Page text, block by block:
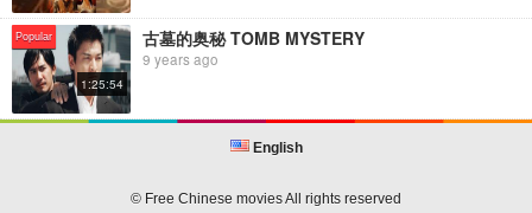
Popular
1:25:54
古墓的奥秘 TOMB MYSTERY
9 years ago
English
© Free Chinese movies All rights reserved